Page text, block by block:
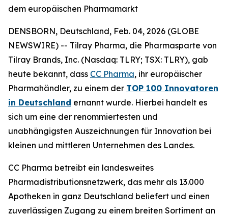
dem europäischen Pharmamarkt
DENSBORN, Deutschland, Feb. 04, 2026 (GLOBE
NEWSWIRE) -- Tilray Pharma, die Pharmasparte von
Tilray Brands, Inc. (Nasdaq: TLRY; TSX: TLRY), gab
heute bekannt, dass CC Pharma, ihr europäischer
Pharmahändler, zu einem der TOP 100 Innovatoren
in Deutschland ernannt wurde. Hierbei handelt es
sich um eine der renommiertesten und
unabhängigsten Auszeichnungen für Innovation bei
kleinen und mittleren Unternehmen des Landes.
CC Pharma betreibt ein landesweites
Pharmadistributionsnetzwerk, das mehr als 13.000
Apotheken in ganz Deutschland beliefert und einen
zuverlässigen Zugang zu einem breiten Sortiment an